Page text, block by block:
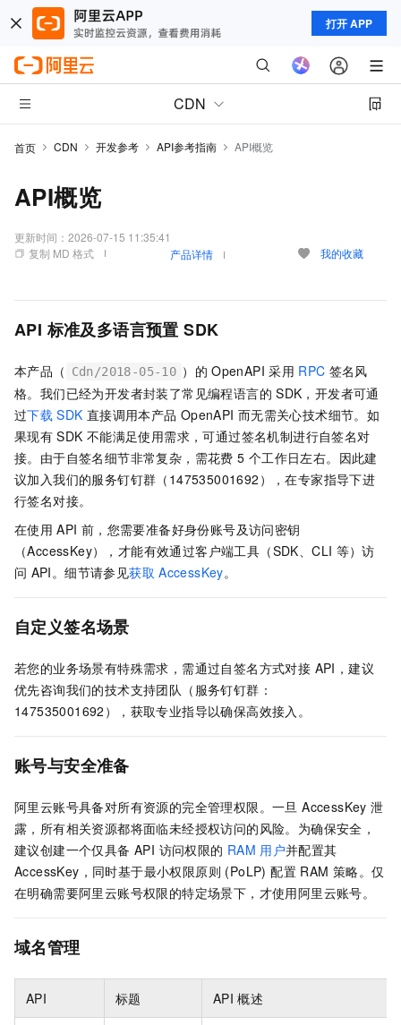
打开 APP
CDN
首页 CDN 开发参考 API参考指南 API概览
API概览
更新时间： 2026-07-15 11:35:41
复制 MD 格式
产品详情 我的收藏
API 标准及多语言预置 SDK
本产品（ Cdn/2018-05-10 ）的 OpenAPI 采用 RPC 签名风
格。我们已经为开发者封装了常见编程语言的 SDK，开发者可通
过下载 SDK 直接调用本产品 OpenAPI 而无需关心技术细节。如
果现有 SDK 不能满足使用需求，可通过签名机制进行自签名对
接。由于自签名细节非常复杂，需花费 5 个工作日左右。因此建
议加入我们的服务钉钉群（147535001692），在专家指导下进
行签名对接。
在使用 API 前，您需要准备好身份账号及访问密钥
（AccessKey），才能有效通过客户端工具（SDK、CLI 等）访
问 API。细节请参见获取 AccessKey。
自定义签名场景
若您的业务场景有特殊需求，需通过自签名方式对接 API，建议
优先咨询我们的技术支持团队（服务钉钉群：
147535001692），获取专业指导以确保高效接入。
账号与安全准备
阿里云账号具备对所有资源的完全管理权限。一旦 AccessKey 泄
露，所有相关资源都将面临未经授权访问的风险。为确保安全，
建议创建一个仅具备 API 访问权限的 RAM 用户并配置其
AccessKey，同时基于最小权限原则 (PoLP) 配置 RAM 策略。仅
在明确需要阿里云账号权限的特定场景下，才使用阿里云账号。
域名管理
API 标题 API 概述